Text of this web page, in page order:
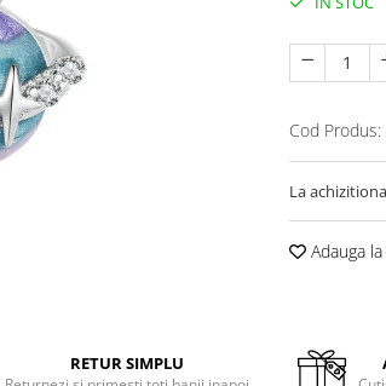
Cod Produs:
La
Adauga
RETUR SIMPLU